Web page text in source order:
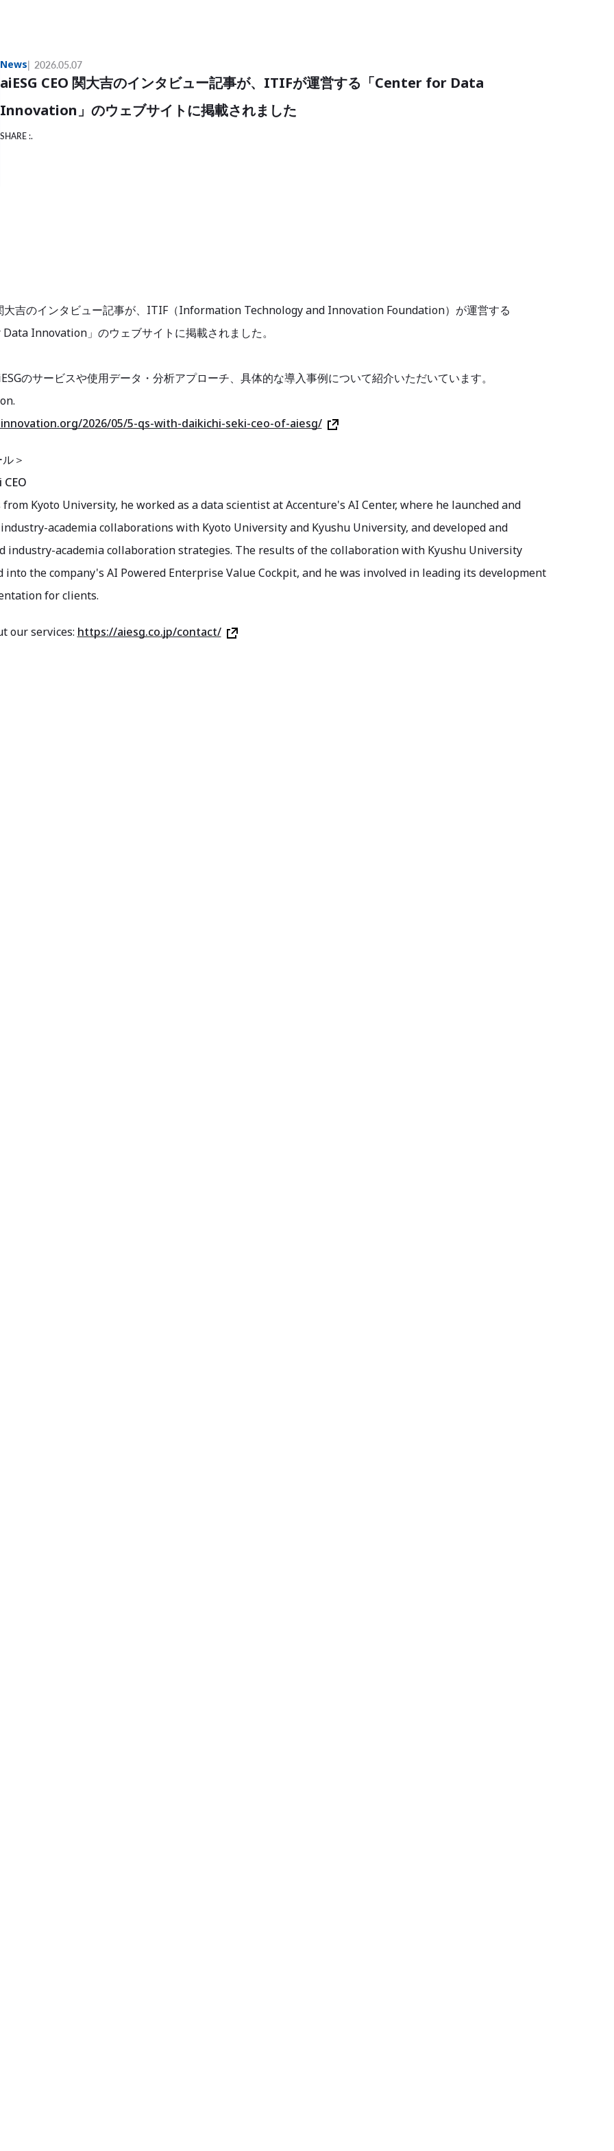
News 2026.05.07
aiESG CEO 関大吉のインタビュー記事が、ITIFが運営する「Center for Data
Innovation」のウェブサイトに掲載されました
SHARE :.
大吉のインタビュー記事が、ITIF（Information Technology and Innovation Foundation）が運営する
Data Innovation」のウェブサイトに掲載されました。
のサービスや使用データ・分析アプローチ、具体的な導入事例について紹介いただいています。
2026/05/5-qs-with-daikichi-seki-ceo-of-aiesg/
＞
from Kyoto University, he worked as a data scientist at Accenture's AI Center, where he launched and
academia collaborations with Kyoto University and Kyushu University, and developed and
industry-academia collaboration strategies. The results of the collaboration with Kyushu University
into the company's AI Powered Enterprise Value Cockpit, and he was involved in leading its development
for clients.
our services: https://aiesg.co.jp/contact/